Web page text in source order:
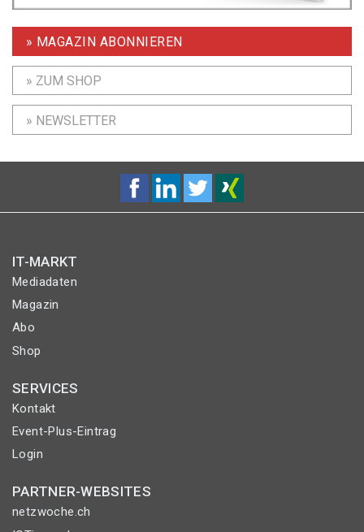
» MAGAZIN ABONNIEREN
» ZUM SHOP
» NEWSLETTER
IT-MARKT
Mediadaten
Magazin
Abo
Shop
SERVICES
Kontakt
Event-Plus-Eintrag
Login
PARTNER-WEBSITES
netzwoche.ch